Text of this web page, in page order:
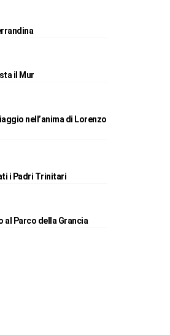
il Mur
nell’anima di Lorenzo
i Padri Trinitari
al Parco della Grancia